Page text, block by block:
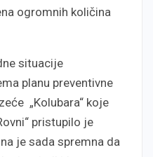
ogromnih količina
situacije
planu preventivne
„Kolubara“ koje
pristupilo je
je sada spremna da